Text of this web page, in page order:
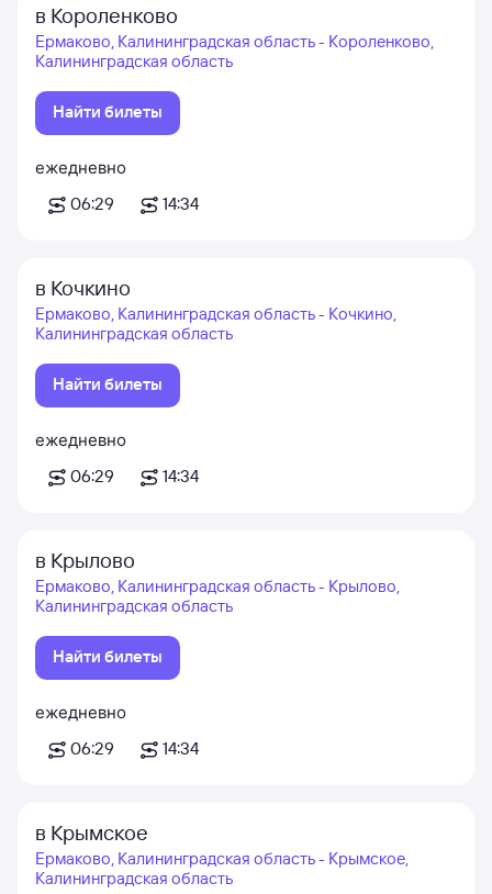
в Короленково
Ермаково, Калининградская область - Короленково,
Калининградская область
Найти билеты
ежедневно
06:29
14:34
в Кочкино
Ермаково, Калининградская область - Кочкино,
Калининградская область
Найти билеты
ежедневно
06:29
14:34
в Крылово
Ермаково, Калининградская область - Крылово,
Калининградская область
Найти билеты
ежедневно
06:29
14:34
в Крымское
Ермаково, Калининградская область - Крымское,
Калининградская область